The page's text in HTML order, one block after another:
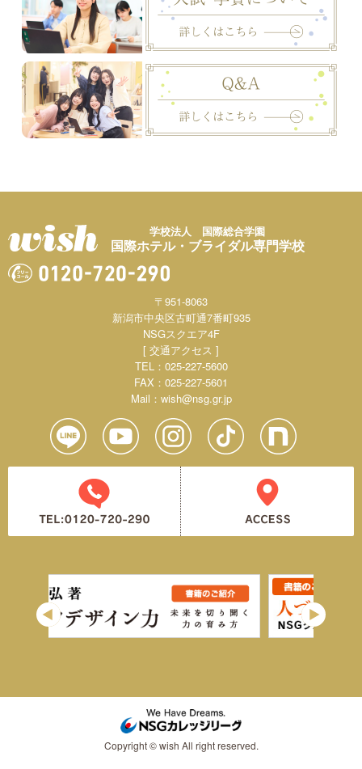
学校法人 国際総合学園
国際ホテル・ブライダル専門学校
〒951-8063
新潟市中央区古町通7番町935
NSGスクエア4F
[ 交通アクセス ]
TEL：025-227-5600
FAX：025-227-5601
Mail： wish@nsg.gr.jp
Copyright © wish All right reserved.